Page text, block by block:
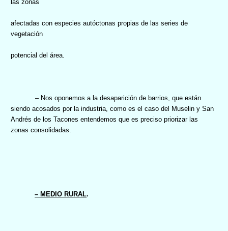
las zonas
afectadas con especies autóctonas propias de las series de
vegetación
potencial del área.
– Nos oponemos a la desaparición de barrios, que están
siendo acosados por la industria, como es el caso del Muselin y San
Andrés de los Tacones entendemos que es preciso priorizar las
zonas consolidadas.
– MEDIO RURAL.